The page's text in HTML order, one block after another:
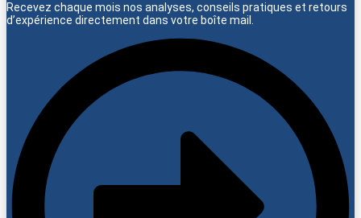
Recevez chaque mois nos analyses, conseils pratiques et retours
d’expérience directement dans votre boîte mail.